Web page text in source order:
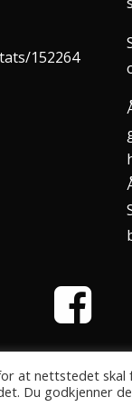
152264
at nettstedet
Du godkjenner